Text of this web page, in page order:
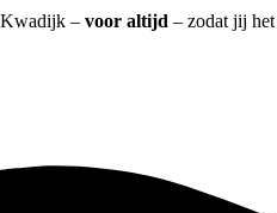
Kwadijk – voor altijd – zodat jij